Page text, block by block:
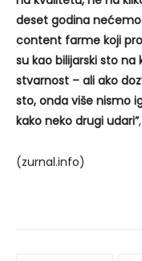
deset godina
content farme koji
su kao bilijarski sto
stvarnost – ali ako
sto, onda više nismo
kako neko drugi udari”
(zurnal.info)